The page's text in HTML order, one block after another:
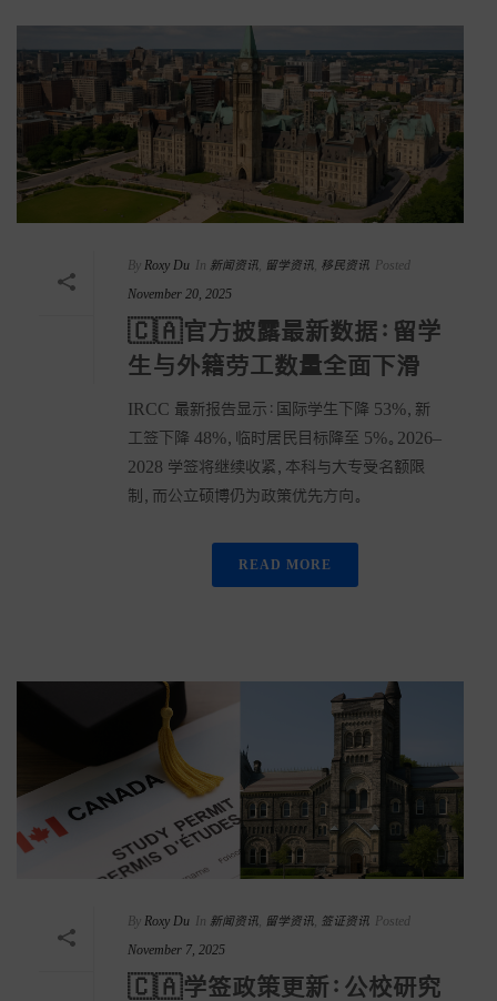
By Roxy Du In 新闻资讯 留学资讯 移民资讯 Posted
November 20, 2025
🇨🇦官方披露最新数据：留学
生与外籍劳工数量全面下滑
IRCC 最新报告显示：国际学生下降 53%，新
工签下降 48%，临时居民目标降至 5%。2026–
2028 学签将继续收紧，本科与大专受名额限
制，而公立硕博仍为政策优先方向。
READ MORE
By Roxy Du In 新闻资讯 留学资讯 签证资讯 Posted
November 7, 2025
🇨🇦学签政策更新：公校研究